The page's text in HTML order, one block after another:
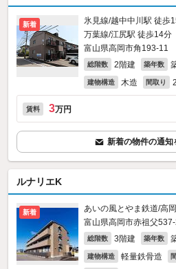
新着
氷見線/越中中川駅 徒歩
万葉線/江尻駅 徒歩14分
富山県高岡市角193‐11
総階数 2階建 築年数
建物構造 木造 間取り
賃料 3万円
新着の物件の通知
ルナリエK
新着
あいの風とやま鉄道/高
富山県高岡市赤祖父
総階数 3階建 築年数
建物構造 軽量鉄骨造